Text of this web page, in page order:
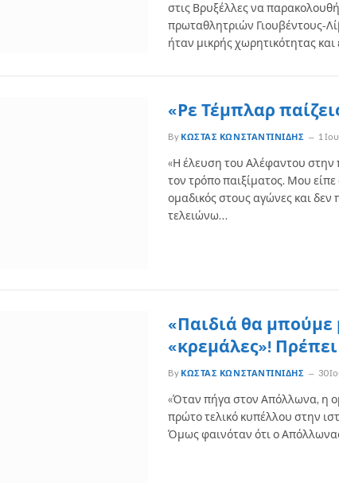
στις Βρυξέλλες να
πρωταθλητριών Γιουβέντους-
ήταν μικρής χωρητικότητας και
«Ρε Τέμπλαρ
By ΚΏΣΤΑΣ ΚΩΝΣΤΑΝΤΙΝΊΔΗΣ 1
«Η έλευση του Αλέφαντου στην
τον τρόπο παιξίματος. Μου
ομαδικός στους αγώνες και δεν
τελειώνω…
«Παιδιά θα
«κρεμάλες»!
By ΚΏΣΤΑΣ ΚΩΝΣΤΑΝΤΙΝΊΔΗΣ 30
«Όταν πήγα στον Απόλλωνα, η
πρώτο τελικό κυπέλλου στην
Όμως φαινόταν ότι ο